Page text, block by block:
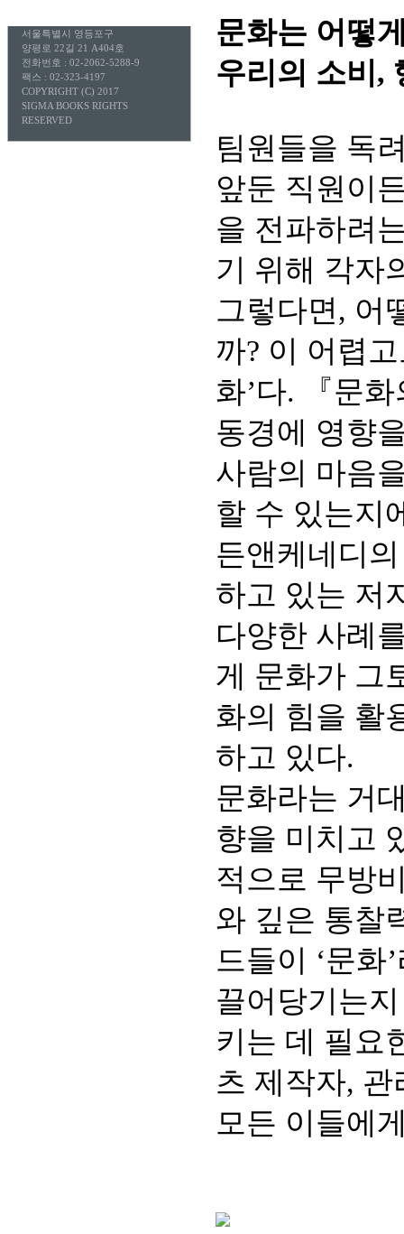
서울특별시 영등포구
양평로 22길 21 A404호
전화번호 : 02-2062-5288-9
팩스 : 02-323-4197
COPYRIGHT (C) 2017
SIGMA BOOKS RIGHTS
RESERVED
문화는 어떻
우리의 소비,
팀원들을 독
앞둔 직원이
을 전파하려
기 위해 각자
그렇다면, 어
까? 이 어렵
화’다. 『문
동경에 영향
사람의 마음
할 수 있는지
든앤케네디
하고 있는 저
다양한 사례
게 문화가 그
화의 힘을 활
하고 있다.
문화라는 거
향을 미치고
적으로 무방
와 깊은 통찰
드들이 ‘문화
끌어당기는
키는 데 필요
츠 제작자,
모든 이들에